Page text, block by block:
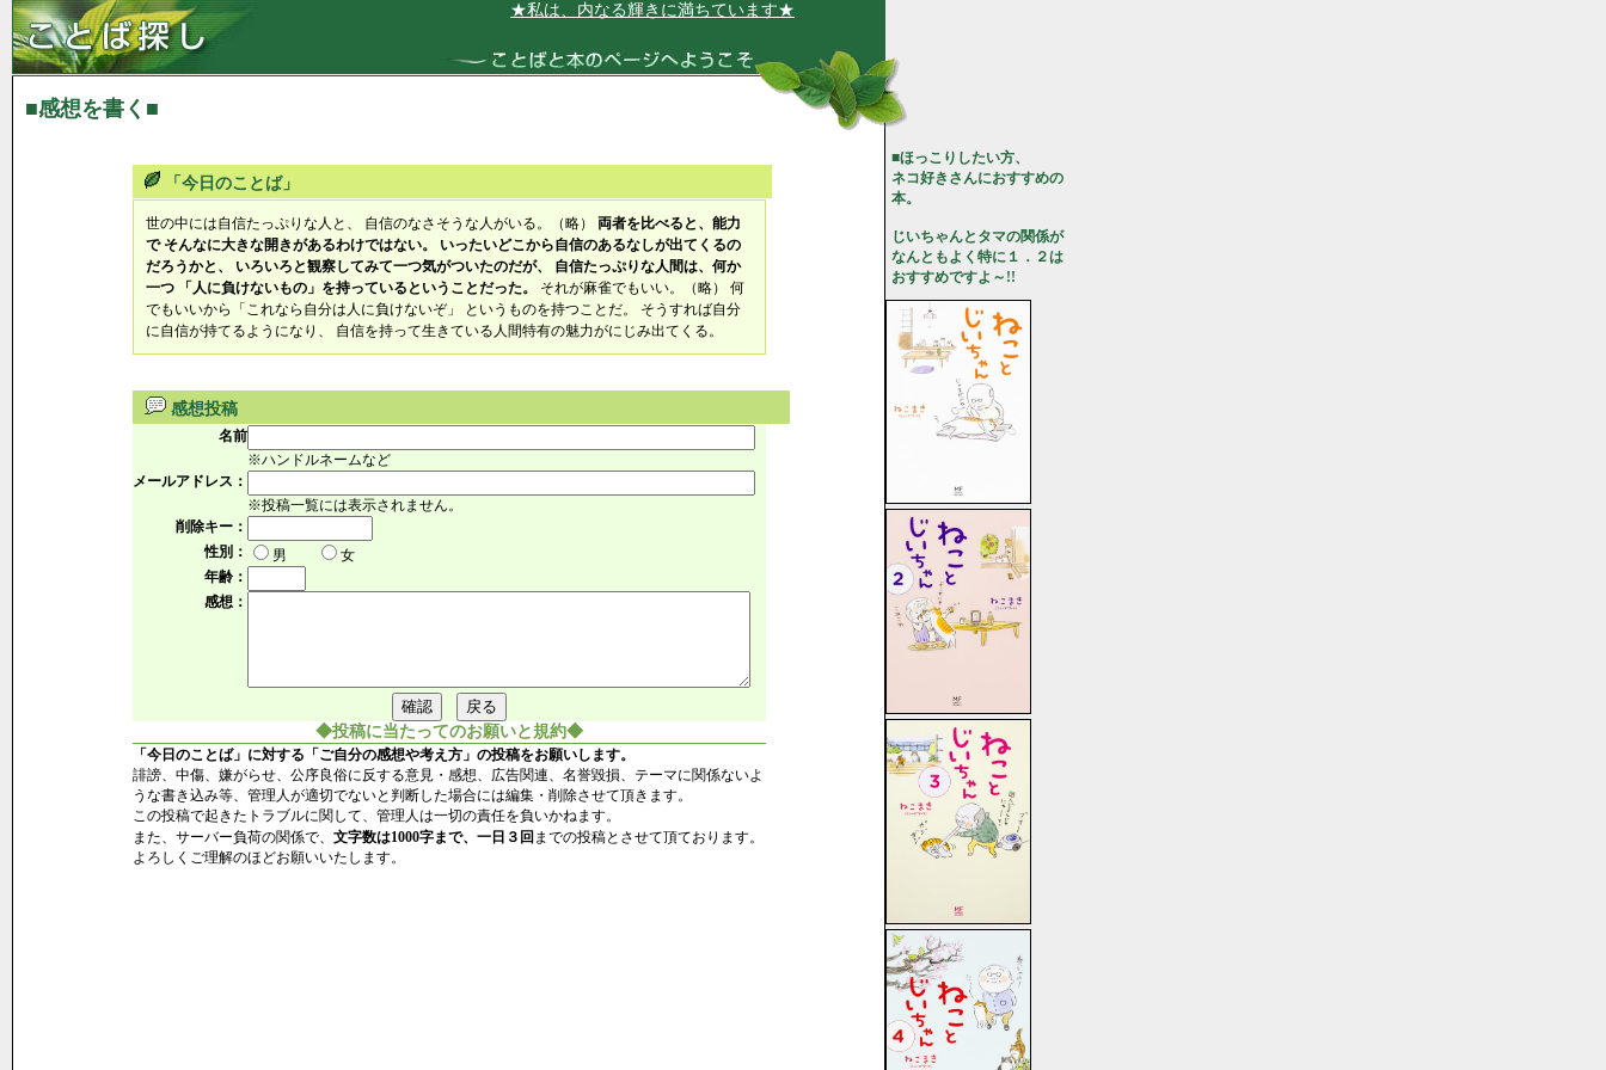
★私は、内なる輝きに満ちています★
■感想を書く■
「今日のことば」
世の中には自信たっぷりな人と、 自信のなさそうな人がいる。（略） 両者を比べると、能力
で そんなに大きな開きがあるわけではない。 いったいどこから自信のあるなしが出てくるの
だろうかと、 いろいろと観察してみて一つ気がついたのだが、 自信たっぷりな人間は、何か
一つ 「人に負けないもの」を持っているということだった。
それが麻雀でもいい。（略） 何
でもいいから「これなら自分は人に負けないぞ」 というものを持つことだ。 そうすれば自分
に自信が持てるようになり、 自信を持って生きている人間特有の魅力がにじみ出てくる。
感想投稿
名前
※ハンドルネームなど
メールアドレス：
※投稿一覧には表示されません。
削除キー：
性別：
男
女
年齢：
感想：
◆投稿に当たってのお願いと規約◆
「今日のことば」に対する「ご自分の感想や考え方」の投稿をお願いします。
誹謗、中傷、嫌がらせ、公序良俗に反する意見・感想、広告関連、名誉毀損、テーマに関係ないよ
うな書き込み等、管理人が適切でないと判断した場合には編集・削除させて頂きます。
この投稿で起きたトラブルに関して、管理人は一切の責任を負いかねます。
また、サーバー負荷の関係で、 文字数は1000字まで、一日３回 までの投稿とさせて頂ております。
よろしくご理解のほどお願いいたします。
■ほっこりしたい方、
ネコ好きさんにおすすめの
本。
じいちゃんとタマの関係が
なんともよく特に１．２は
おすすめですよ～!!